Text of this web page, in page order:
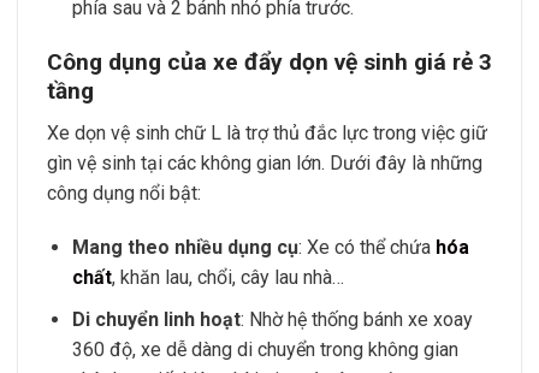
phía sau và 2 bánh nhỏ phía trước.
Công dụng của xe đẩy dọn vệ sinh giá rẻ 3
tầng
Xe dọn vệ sinh chữ L là trợ thủ đắc lực trong việc giữ
gìn vệ sinh tại các không gian lớn. Dưới đây là những
công dụng nổi bật:
Mang theo nhiều dụng cụ: Xe có thể chứa hóa
chất, khăn lau, chổi, cây lau nhà…
Di chuyển linh hoạt: Nhờ hệ thống bánh xe xoay
360 độ, xe dễ dàng di chuyển trong không gian